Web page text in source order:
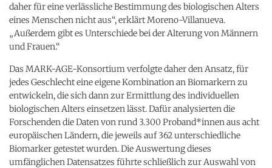
daher für eine verlässliche Bestimmung des biologischen Alters
eines Menschen nicht aus“, erklärt Moreno-Villanueva.
„Außerdem gibt es Unterschiede bei der Alterung von Männern
und Frauen.“
Das MARK-AGE-Konsortium verfolgte daher den Ansatz, für
jedes Geschlecht eine eigene Kombination an Biomarkern zu
entwickeln, die sich dann zur Ermittlung des individuellen
biologischen Alters einsetzen lässt. Dafür analysierten die
Forschenden die Daten von rund 3.300 Proband*innen aus acht
europäischen Ländern, die jeweils auf 362 unterschiedliche
Biomarker getestet wurden. Die Auswertung dieses
umfänglichen Datensatzes führte schließlich zur Auswahl von